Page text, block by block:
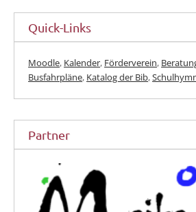
Quick-Links
Moodle, Kalender, Förderverein,
Busfahrpläne, Katalog der Bib,
Partner